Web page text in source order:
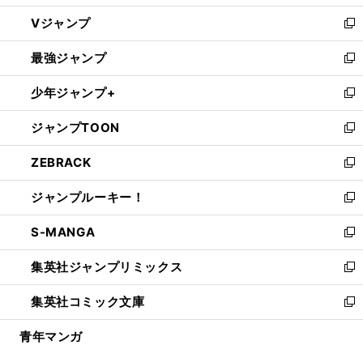
ウ
ィ
ン
ド
ウ
で
開
く
し
い
ウ
ィ
ン
ド
ウ
で
開
く
Vジャンプ
新
し
い
ウ
ィ
ン
ド
ウ
で
開
く
最強ジャンプ
新
し
い
ウ
ィ
ン
ド
ウ
で
開
く
少年ジャンプ+
新
し
い
ウ
ィ
ン
ド
ウ
で
開
く
ジャンプTOON
新
し
い
ウ
ィ
ン
ド
ウ
で
開
く
ZEBRACK
新
し
い
ウ
ィ
ン
ド
ウ
で
開
ジャンプルーキー！
新
し
い
ウ
ィ
ン
ド
ウ
S-MANGA
新
し
い
ウ
ィ
ン
集英社ジャンプリミックス
新
し
い
ウ
集英社コミック文庫
新
し
青年マンガ